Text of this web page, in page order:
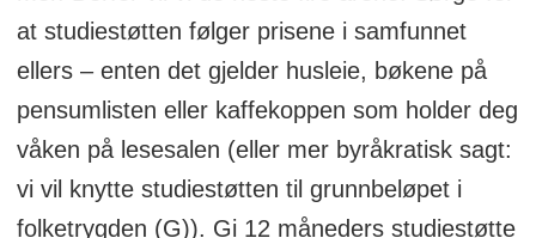
at studiestøtten følger prisene i samfunnet
ellers – enten det gjelder husleie, bøkene på
pensumlisten eller kaffekoppen som holder deg
våken på lesesalen (eller mer byråkratisk sagt:
vi vil knytte studiestøtten til grunnbeløpet i
folketrygden (G)). Gi 12 måneders studiestøtte